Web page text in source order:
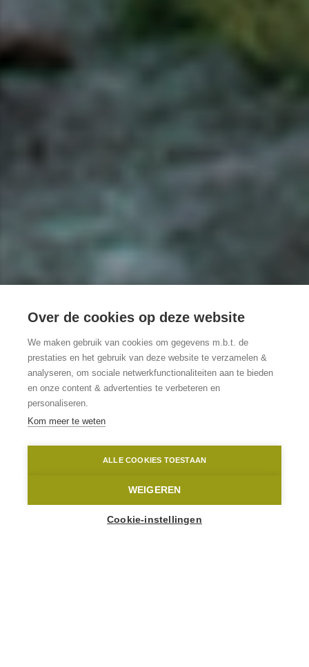
5 uitdagende
wandelroutes
BEKIJK MEER
Home Wandelen en natuur
WANDEL IN HÉT
Over de cookies op deze website
We maken gebruik van cookies om gegevens m.b.t. de
prestaties en het gebruik van deze website te verzamelen &
analyseren, om sociale netwerkfunctionaliteiten aan te bieden
en onze content & advertenties te verbeteren en
personaliseren.
Kom meer te weten
ALLE COOKIES TOESTAAN
WEIGEREN
Cookie-instellingen